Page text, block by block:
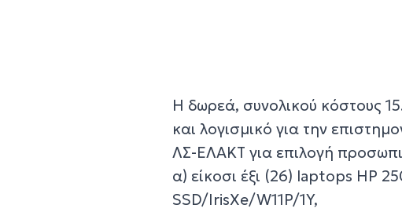
Η δωρεά, συνολικού κόστους
και λογισμικό για την
ΛΣ-ΕΛΑΚΤ για επιλογή
α) είκοσι έξι (26) laptops HP
SSD/IrisXe/W11P/1Y,